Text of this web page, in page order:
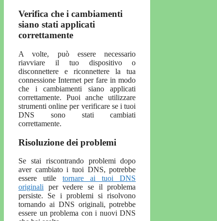
Verifica che i cambiamenti
siano stati applicati
correttamente
A volte, può essere necessario
riavviare il tuo dispositivo o
disconnettere e riconnettere la tua
connessione Internet per fare in modo
che i cambiamenti siano applicati
correttamente. Puoi anche utilizzare
strumenti online per verificare se i tuoi
DNS sono stati cambiati
correttamente.
Risoluzione dei problemi
Se stai riscontrando problemi dopo
aver cambiato i tuoi DNS, potrebbe
essere utiletornare ai tuoi DNS
originali per vedere se il problema
persiste. Se i problemi si risolvono
tornando ai DNS originali, potrebbe
essere un problema con i nuovi DNS